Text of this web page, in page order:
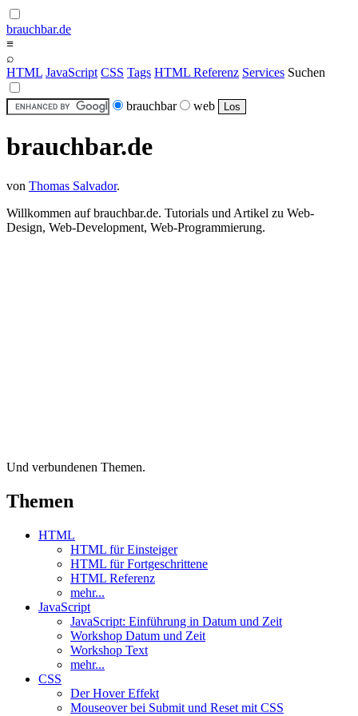
brauchbar.de
≡
⌕
HTML JavaScript CSS Tags HTML Referenz Services Suchen
brauchbar web
brauchbar.de
von Thomas Salvador.
Willkommen auf brauchbar.de. Tutorials und Artikel zu Web-
Design, Web-Development, Web-Programmierung.
Und verbundenen Themen.
Themen
HTML
HTML für Einsteiger
HTML für Fortgeschrittene
HTML Referenz
mehr...
JavaScript
JavaScript: Einführung in Datum und Zeit
Workshop Datum und Zeit
Workshop Text
mehr...
CSS
Der Hover Effekt
Mouseover bei Submit und Reset mit CSS